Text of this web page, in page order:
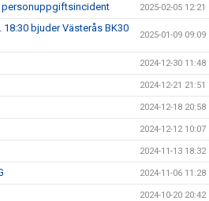
personuppgiftsincident 2025-02-05 12:21
bjuder Västerås BK30
2025-01-09 09:09
2024-12-30 11:48
2024-12-21 21:51
2024-12-18 20:58
2024-12-12 10:07
2024-11-13 18:32
2024-11-06 11:28
2024-10-20 20:42